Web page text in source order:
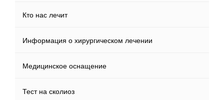
Кто нас лечит
Информация о хирургическом лечении
Медицинское оснащение
Тест на сколиоз